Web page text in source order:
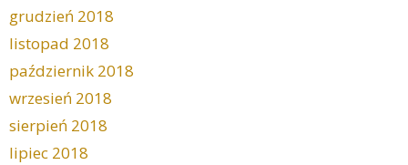
grudzień 2018
listopad 2018
październik 2018
wrzesień 2018
sierpień 2018
lipiec 2018